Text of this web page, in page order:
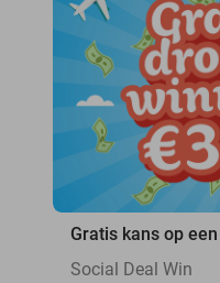
Gratis kans op
Social Deal Win